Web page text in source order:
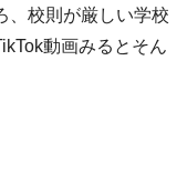
、校則が厳しい学校
動画みるとそん